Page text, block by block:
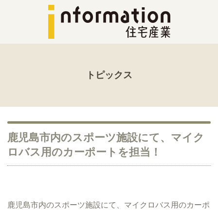
トピックス
鹿児島市内のスポーツ施設にて、マイク
ロバス用のカーポートを担当！
鹿児島市内のスポーツ施設にて、マイクロバス用のカーポ